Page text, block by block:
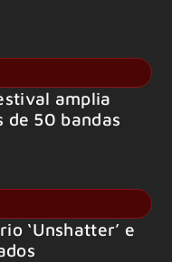
amplia
50 bandas
‘Unshatter’ e